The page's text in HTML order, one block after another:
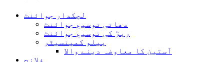
لچکدار جوائنٹ
دھاتی توسیع جوائنٹ
ربڑ کی توسیع جوائنٹ
بیلو کمپنسیٹر
آستین کا معاوضہ دینے والا
فلانج